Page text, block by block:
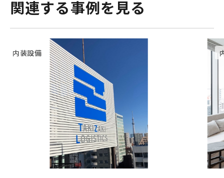
関連する事例を見る
内装設備